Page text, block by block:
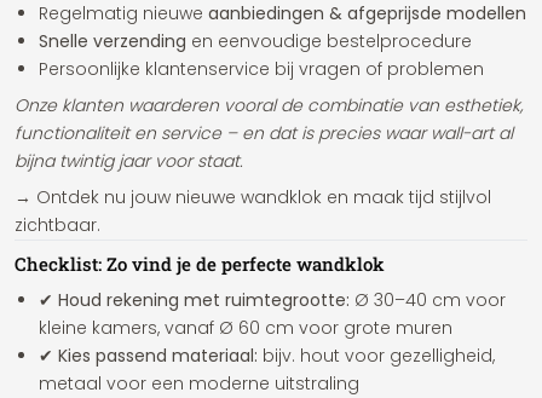
Regelmatig nieuwe aanbiedingen & afgeprijsde modellen
Snelle verzending en eenvoudige bestelprocedure
Persoonlijke klantenservice bij vragen of problemen
Onze klanten waarderen vooral de combinatie van esthetiek,
functionaliteit en service – en dat is precies waar wall-art al
bijna twintig jaar voor staat.
→ Ontdek nu jouw nieuwe wandklok en maak tijd stijlvol
zichtbaar.
Checklist: Zo vind je de perfecte wandklok
✔ Houd rekening met ruimtegrootte: Ø 30–40 cm voor
kleine kamers, vanaf Ø 60 cm voor grote muren
✔ Kies passend materiaal: bijv. hout voor gezelligheid,
metaal voor een moderne uitstraling